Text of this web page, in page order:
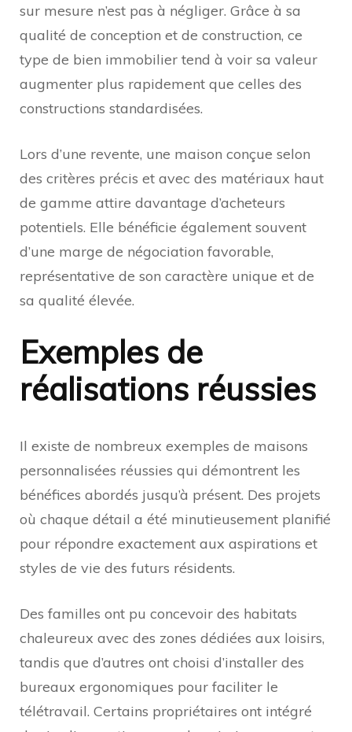
sur mesure n’est pas à négliger. Grâce à sa
qualité de conception et de construction, ce
type de bien immobilier tend à voir sa valeur
augmenter plus rapidement que celles des
constructions standardisées.
Lors d’une revente, une maison conçue selon
des critères précis et avec des matériaux haut
de gamme attire davantage d’acheteurs
potentiels. Elle bénéficie également souvent
d’une marge de négociation favorable,
représentative de son caractère unique et de
sa qualité élevée.
Exemples de
réalisations réussies
Il existe de nombreux exemples de maisons
personnalisées réussies qui démontrent les
bénéfices abordés jusqu’à présent. Des projets
où chaque détail a été minutieusement planifié
pour répondre exactement aux aspirations et
styles de vie des futurs résidents.
Des familles ont pu concevoir des habitats
chaleureux avec des zones dédiées aux loisirs,
tandis que d’autres ont choisi d’installer des
bureaux ergonomiques pour faciliter le
télétravail. Certains propriétaires ont intégré